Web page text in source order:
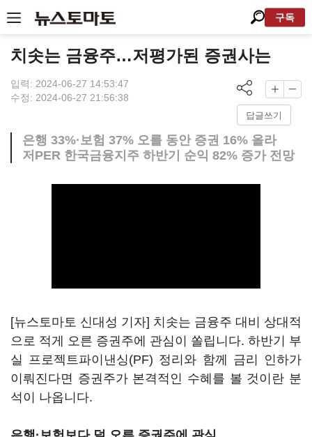
구독
치솟는 금융주…저평가된 증권사는
입력: 2024-06-27 14:53:47
수정: 2024-06-27 21:56:38
답글쓰기
은행 33%·보험 37% 오를 동안 증권 16% 올라
저PER 한국금융지주 하반기 순익 82% 증가 전망
[뉴스토마토 신대성 기자] 치솟는 금융주 대비 상대적
으로 적게 오른 증권주에 관심이 쏠립니다. 하반기 부
실 프로젝트파이낸싱(PF) 정리와 함께 금리 인하가
이뤄진다면 증권주가 본격적인 수혜를 볼 것이란 분
석이 나옵니다.